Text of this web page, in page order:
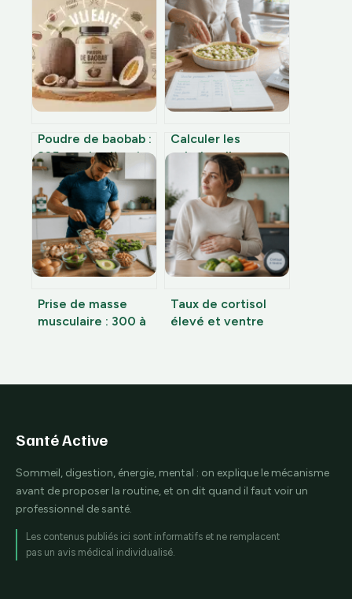
Poudre de baobab :
225 mg de vitamine
C et fibres pour
booster votre
énergie
Calculer les
calories d’une
recette : l’erreur de
pesée qui fausse
vos résultats de 20
%
Prise de masse
musculaire : 300 à
Taux de cortisol
élevé et ventre
Santé Active
Sommeil, digestion, énergie, mental : on explique le mécanisme
avant de proposer la routine, et on dit quand il faut voir un
professionnel de santé.
Les contenus publiés ici sont informatifs et ne remplacent
pas un avis médical individualisé.